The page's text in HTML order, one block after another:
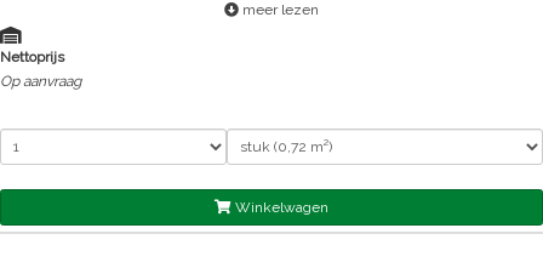
meer lezen
Nettoprijs
Op aanvraag
Winkelwagen